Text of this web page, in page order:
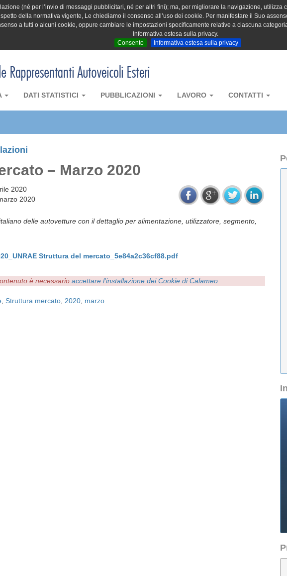
(né per l’invio di messaggi pubblicitari, né per altri fini); ma, per migliorare la navigazione,
della normativa vigente, Le chiediamo il consenso all’uso dei cookie. Per manifestare il Suo
a tutti o alcuni cookie, oppure cambiare le impostazioni specificamente relative a ciascuna
Informativa estesa sulla privacy.
Consento
Informativa estesa sulla privacy
DATI STATISTICI PUBBLICAZIONI LAVORO CONTATTI
– Marzo 2020
2020
2020
delle autovetture con il dettaglio per alimentazione, utilizzatore, segmento,
Struttura del mercato_5e84a2c36cf88.pdf
è necessario accettare l'installazione dei Cookie di Calameo
Struttura mercato 2020 marzo